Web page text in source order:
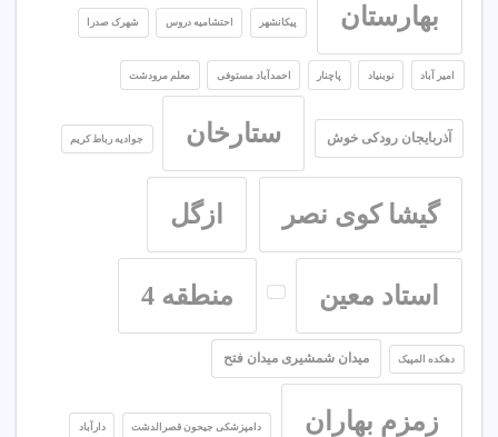
بهارستان پیکانشهر احتشامیه دروس شهرک صدرا
امیر آباد نوبنیاد پاچنار احمدآباد مستوفی معلم مرودشت
آذربایجان رودکی خوش ستارخان جوادیه رباط کریم
گیشا کوی نصر ازگل
استاد معین منطقه 4
دهکده المپیک میدان شمشیری میدان فتح
زمزم بهاران دامپزشکی جیحون قصرالدشت دارآباد